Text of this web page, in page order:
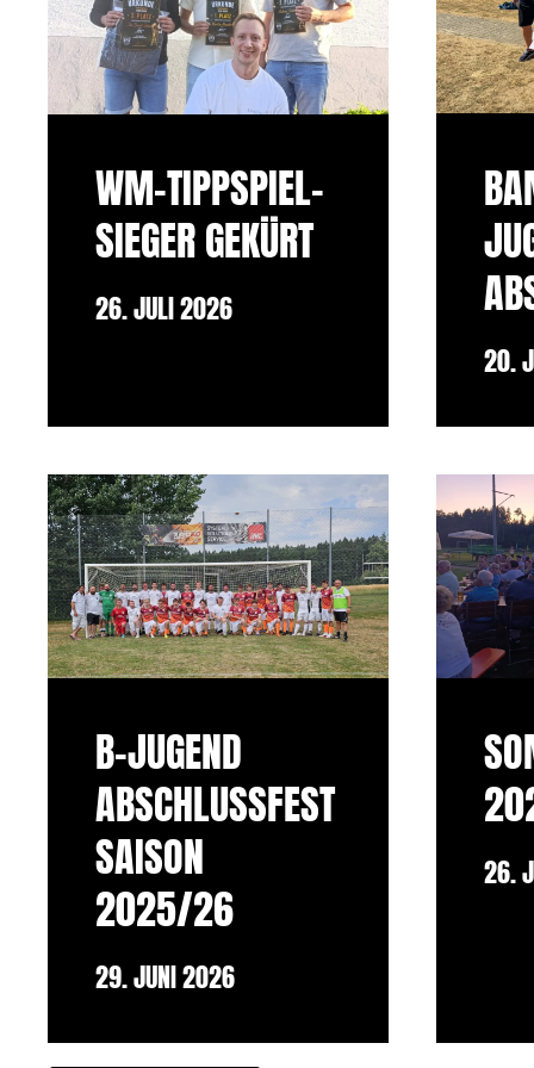
WM-TIPPSPIEL-
SIEGER GEKÜRT
26. JULI 2026
20.
B-JUGEND
ABSCHLUSSFEST
SAISON
2025/26
29. JUNI 2026
26.